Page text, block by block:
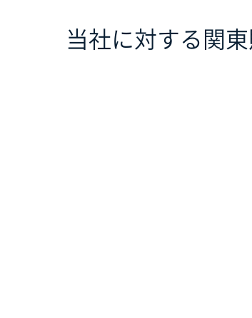
当社に対する関